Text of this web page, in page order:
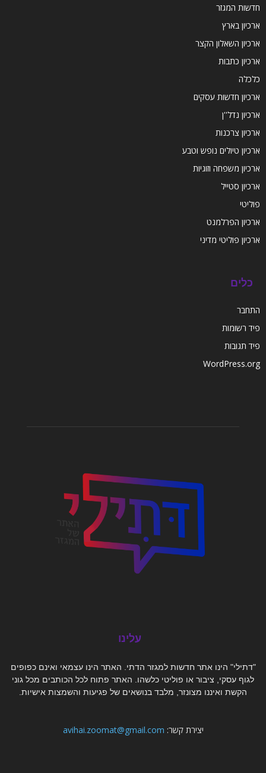
חדשות המגזר
ארכיון בארץ
ארכיון השאלון הקצר
ארכיון כתבות
כלכלה
ארכיון חדשות עסקים
ארכיון נדל''ן
ארכיון צרכנות
ארכיון טיולים נופש וטבע
ארכיון משפחה וזוגיות
ארכיון סטייל
פוליטי
ארכיון הפרלמנט
ארכיון פוליטי מדיני
כלים
התחבר
פיד רשומות
פיד תגובות
WordPress.org
עלינו
"דתילי" הינו אתר חדשות למגזר הדתי. האתר הינו עצמאי ואינם כפופים
לגוף עסקי, ציבור או פוליטי כלשהו. האתר פתוח לכל הכותבים מכל גוני
הקשת ואיננו מצונזר, מלבד בנושאים של פגיעות והשמצות אישיות.
יצירת קשר: avihai.zoomat@gmail.com